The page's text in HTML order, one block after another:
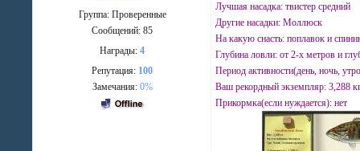
Группа: Проверенные
Сообщений:85
Награды:4
Репутация: 100
Замечания: 0%
Лучшая насадка: твистер средний
Другие насадки: Моллюск
На какую снасть: поплавок и
Глубина ловли: от 2-х метров и
Период активности(день, ночь,
Ваш рекордный экземпляр: 3,288
Прикормка(если нуждается): нет